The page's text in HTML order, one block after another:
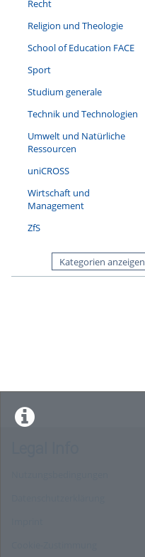
Recht
Religion und Theologie
School of Education FACE
Sport
Studium generale
Technik und Technologien
Umwelt und Natürliche
Ressourcen
uniCROSS
Wirtschaft und
Management
ZfS
Kategorien anzeigen